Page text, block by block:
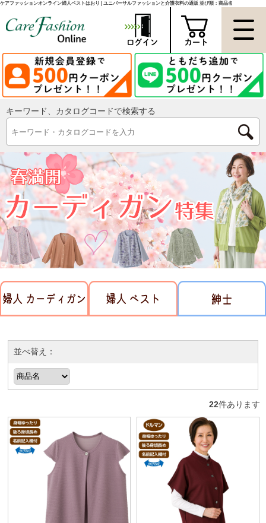
ケアファッションオンライン婦人ベストはおり | ユニバーサルファッションと介護衣料の通販 並び順：商品名
キーワード、カタログコードで検索する
並べ替え：
22件あります